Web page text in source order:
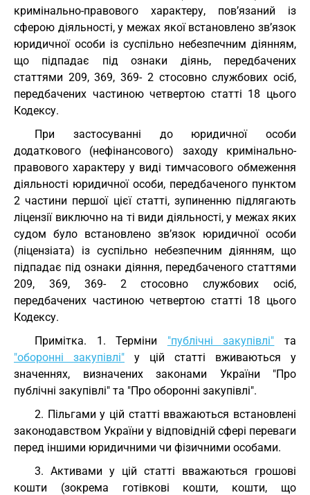
кримінально-правового характеру, пов’язаний із
сферою діяльності, у межах якої встановлено зв’язок
юридичної особи із суспільно небезпечним діянням,
що підпадає під ознаки діянь, передбачених
статтями 209, 369, 369- 2 стосовно службових осіб,
передбачених частиною четвертою статті 18 цього
Кодексу.
При застосуванні до юридичної особи
додаткового (нефінансового) заходу кримінально-
правового характеру у виді тимчасового обмеження
діяльності юридичної особи, передбаченого пунктом
2 частини першої цієї статті, зупиненню підлягають
ліцензії виключно на ті види діяльності, у межах яких
судом було встановлено зв’язок юридичної особи
(ліцензіата) із суспільно небезпечним діянням, що
підпадає під ознаки діяння, передбаченого статтями
209, 369, 369- 2 стосовно службових осіб,
передбачених частиною четвертою статті 18 цього
Кодексу.
Примітка. 1. Терміни "публічні закупівлі" та
"оборонні закупівлі" у цій статті вживаються у
значеннях, визначених законами України "Про
публічні закупівлі" та "Про оборонні закупівлі".
2. Пільгами у цій статті вважаються встановлені
законодавством України у відповідній сфері переваги
перед іншими юридичними чи фізичними особами.
3. Активами у цій статті вважаються грошові
кошти (зокрема готівкові кошти, кошти, що